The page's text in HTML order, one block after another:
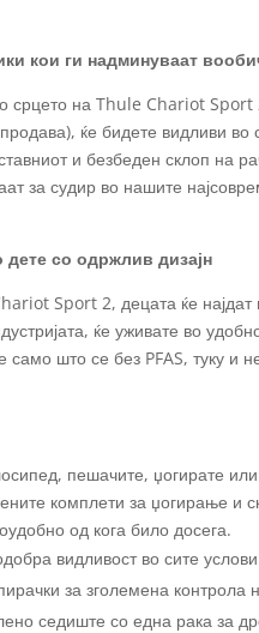
кои ги надминуваат
срцето на Thule Chariot
ќе бидете видливи
и безбеден склоп на
за судир во нашите
со одржлив дизајн
Sport 2, децата ќе
ќе уживате во
само што се без PFAS, туку
пешачите, џогирате
комплети за џогирање и
од кога било досега.
видливост во сите
за зголемена контрола
седиште со една рака за